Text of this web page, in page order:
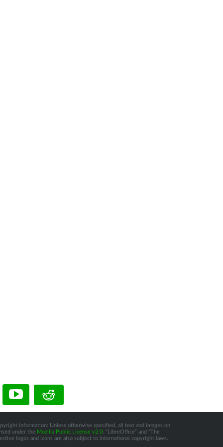
information: Unless otherwise specified, all text and images on
under the Mozilla Public License v2.0. “LibreOffice” and “The
logos and icons are also subject to international copyright laws.